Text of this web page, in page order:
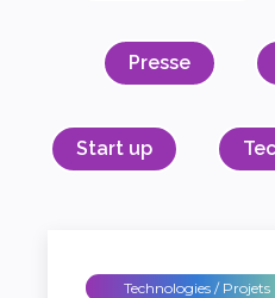
Presse
Start up
Technologies / Projets